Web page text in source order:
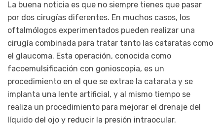
La buena noticia es que no siempre tienes que pasar
por dos cirugías diferentes. En muchos casos, los
oftalmólogos experimentados pueden realizar una
cirugía combinada para tratar tanto las cataratas como
el glaucoma. Esta operación, conocida como
facoemulsificación con gonioscopia, es un
procedimiento en el que se extrae la catarata y se
implanta una lente artificial, y al mismo tiempo se
realiza un procedimiento para mejorar el drenaje del
líquido del ojo y reducir la presión intraocular.